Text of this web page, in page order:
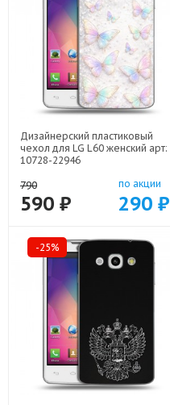
Дизайнерский пластиковый
чехол для LG L60 женский арт:
10728-22946
790
590 ₽
по акции
290 ₽
-25%